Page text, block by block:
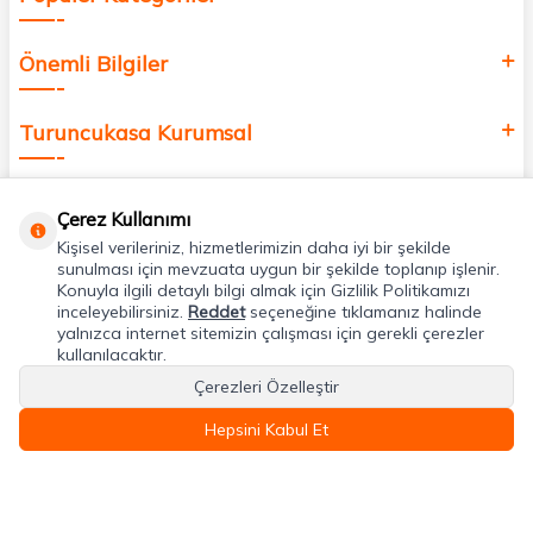
Önemli Bilgiler
Turuncukasa Kurumsal
Uygulamalarımız
Adres & İletişim
Çerez Kullanımı
Kişisel verileriniz, hizmetlerimizin daha iyi bir şekilde
sunulması için mevzuata uygun bir şekilde toplanıp işlenir.
Konuyla ilgili detaylı bilgi almak için Gizlilik Politikamızı
inceleyebilirsiniz. Reddetseçeneğine tıklamanız halinde
yalnızca internet sitemizin çalışması için gerekli çerezler
kullanılacaktır.
Çerezleri Özelleştir
Hepsini Kabul Et